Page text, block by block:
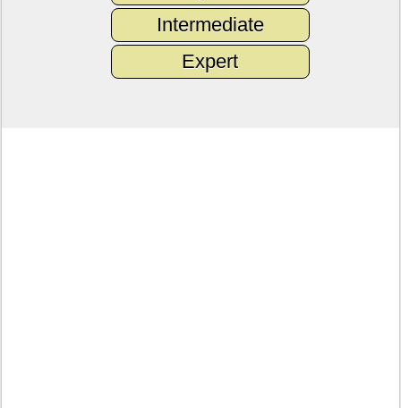
Intermediate
Expert